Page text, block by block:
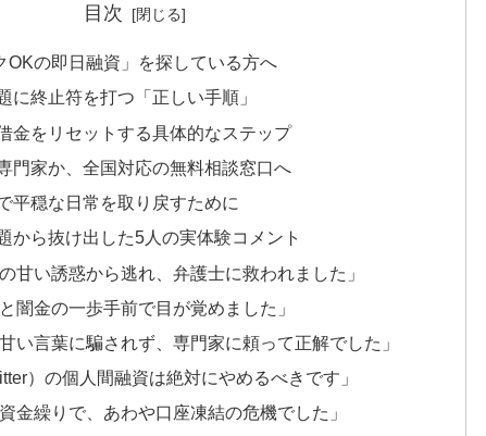
目次
OKの即日融資」を探している方へ
に終止符を打つ「正しい手順」
金をリセットする具体的なステップ
門家か、全国対応の無料相談窓口へ
平穏な日常を取り戻すために
から抜け出した5人の実体験コメント
甘い誘惑から逃れ、弁護士に救われました」
闇金の一歩手前で目が覚めました」
い言葉に騙されず、専門家に頼って正解でした」
）の個人間融資は絶対にやめるべきです」
金繰りで、あわや口座凍結の危機でした」